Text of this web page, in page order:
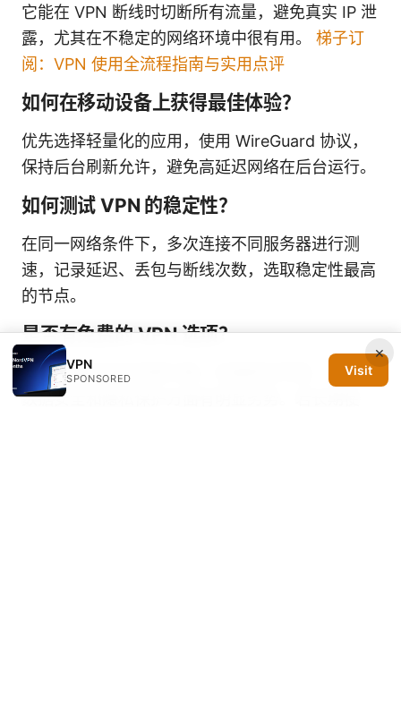
它能在 VPN 断线时切断所有流量，避免真实 IP 泄
露，尤其在不稳定的网络环境中很有用。 梯子订
阅：VPN 使用全流程指南与实用点评
如何在移动设备上获得最佳体验？
优先选择轻量化的应用，使用 WireGuard 协议，
保持后台刷新允许，避免高延迟网络在后台运行。
如何测试 VPN 的稳定性？
在同一网络条件下，多次连接不同服务器进行测
速，记录延迟、丢包与断线次数，选取稳定性最高
的节点。
是否有免费的 VPN 选项？
市场上确实存在免费方案，但通常在带宽、速度、
数据安全和隐私保护方面有明显劣势。若长期使
×
VPN
SPONSORED
Visit